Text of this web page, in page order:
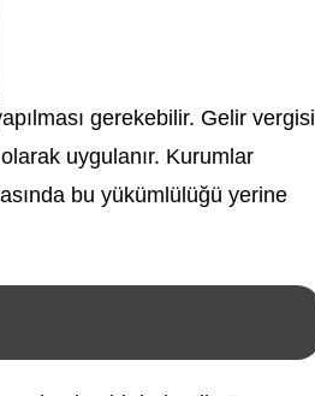
gerekebilir. Gelir vergisi
uygulanır. Kurumlar
bu yükümlülüğü yerine